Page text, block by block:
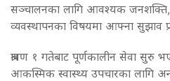
सञ्चालनका लागि आवश्यक जनशक्ति,
व्यवस्थापनका विषयमा आफ्ना सुझाव
श्रावण १ गतेबाट पूर्णकालीन सेवा सुरु
आकस्मिक स्वास्थ्य उपचारका लागि